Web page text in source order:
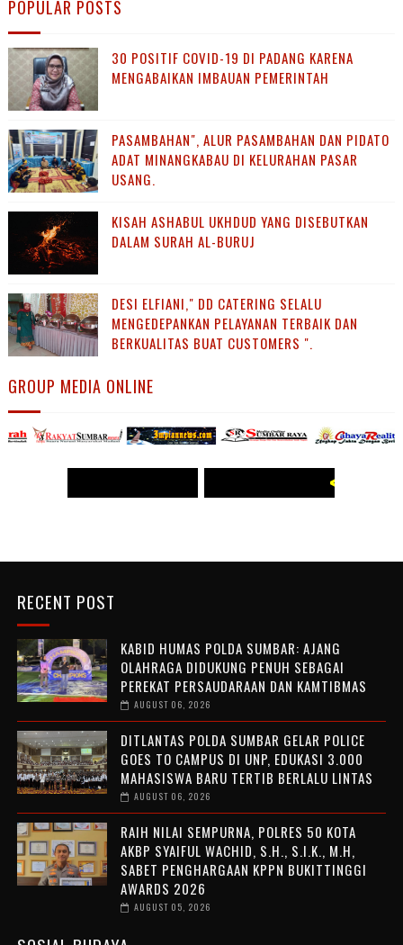
POPULAR POSTS
30 POSITIF COVID-19 DI PADANG KARENA
MENGABAIKAN IMBAUAN PEMERINTAH
PASAMBAHAN", ALUR PASAMBAHAN DAN PIDATO
ADAT MINANGKABAU DI KELURAHAN PASAR
USANG.
KISAH ASHABUL UKHDUD YANG DISEBUTKAN
DALAM SURAH AL-BURUJ
DESI ELFIANI," DD CATERING SELALU
MENGEDEPANKAN PELAYANAN TERBAIK DAN
BERKUALITAS BUAT CUSTOMERS ".
GROUP MEDIA ONLINE
WWW.PANJI POST.COM >>
RECENT POST
KABID HUMAS POLDA SUMBAR: AJANG
OLAHRAGA DIDUKUNG PENUH SEBAGAI
PEREKAT PERSAUDARAAN DAN KAMTIBMAS
AUGUST 06, 2026
DITLANTAS POLDA SUMBAR GELAR POLICE
GOES TO CAMPUS DI UNP, EDUKASI 3.000
MAHASISWA BARU TERTIB BERLALU LINTAS
AUGUST 06, 2026
RAIH NILAI SEMPURNA, POLRES 50 KOTA
AKBP SYAIFUL WACHID, S.H., S.I.K., M.H,
SABET PENGHARGAAN KPPN BUKITTINGGI
AWARDS 2026
AUGUST 05, 2026